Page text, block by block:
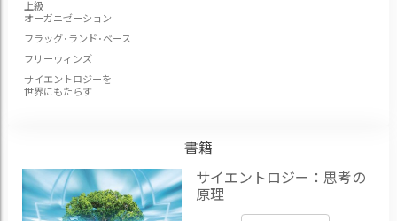
上級
オーガニゼーション
フラッグ･ランド･ベース
フリーウィンズ
サイエントロジーを
世界にもたらす
書籍
サイエントロジー：思考の
原理